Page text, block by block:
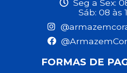
Seg a Sex:
Sáb: 08 às
FORMAS DE